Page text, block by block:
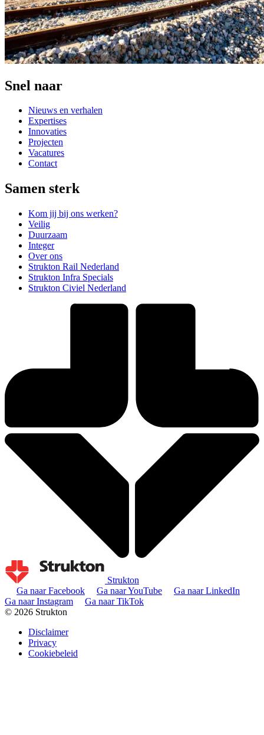
Snel naar
Nieuws en verhalen
Expertises
Innovaties
Projecten
Vacatures
Contact
Samen sterk
Kom jij bij ons werken?
Veilig
Duurzaam
Integer
Over ons
Strukton Rail Nederland
Strukton Infra Specials
Strukton Civiel Nederland
Strukton
Ga naar Facebook
Ga naar YouTube
Ga naar LinkedIn
Ga naar Instagram
Ga naar TikTok
© 2026 Strukton
Disclaimer
Privacy
Cookiebeleid